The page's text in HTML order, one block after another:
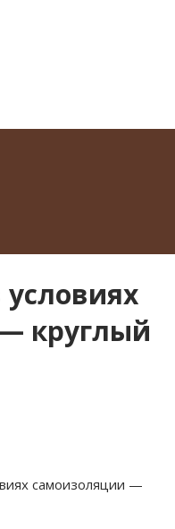
круглый
самоизоляции —